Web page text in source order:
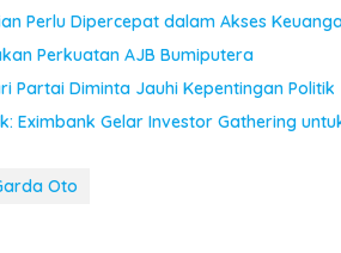
Perlu Dipercepat dalam Akses
Perkuatan AJB Bumiputera
Partai Diminta Jauhi Kepentingan Politik
Eximbank Gelar Investor Gathering
Oto